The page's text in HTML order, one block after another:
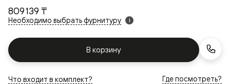
809 139 ₸
Необходимо выбрать фурнитуру i
В корзину
Что входит в комплект? Где посмотреть?